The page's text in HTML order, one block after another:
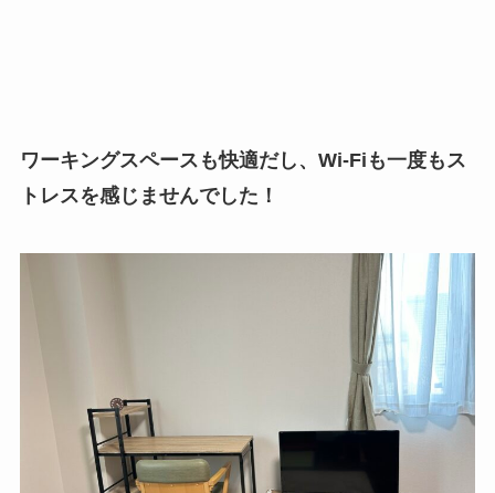
ワーキングスペースも快適だし、Wi-Fiも一度もス
トレスを感じませんでした！